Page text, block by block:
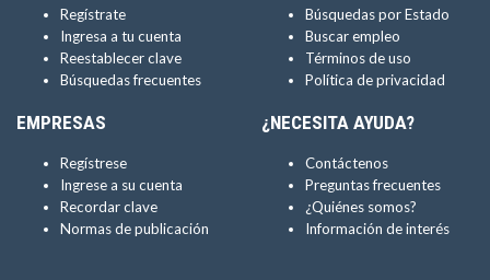
Regístrate
Ingresa a tu cuenta
Reestablecer clave
Búsquedas frecuentes
Búsquedas por Estado
Buscar empleo
Términos de uso
Política de privacidad
EMPRESAS
Regístrese
Ingrese a su cuenta
Recordar clave
Normas de publicación
¿NECESITA AYUDA?
Contáctenos
Preguntas frecuentes
¿Quiénes somos?
Información de interés